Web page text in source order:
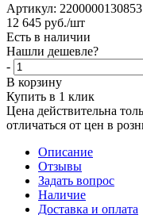
Артикул: 2200000130853
12 645 руб./шт
Есть в наличии
Нашли дешевле?
-
В корзину
Купить в 1 клик
Цена действительна
отличаться от цен в
Описание
Отзывы
Задать вопрос
Наличие
Доставка и оплата